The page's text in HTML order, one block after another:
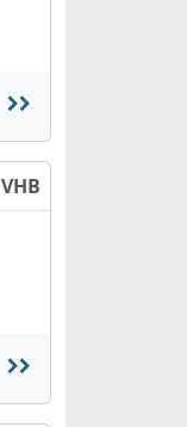
VHB